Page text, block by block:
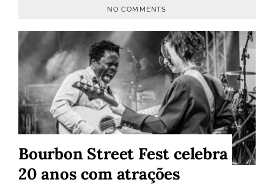
NO COMMENTS
Bourbon Street Fest celebra
20 anos com atrações